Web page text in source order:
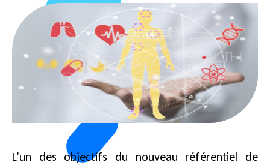
L’un des objectifs du nouveau référentiel de